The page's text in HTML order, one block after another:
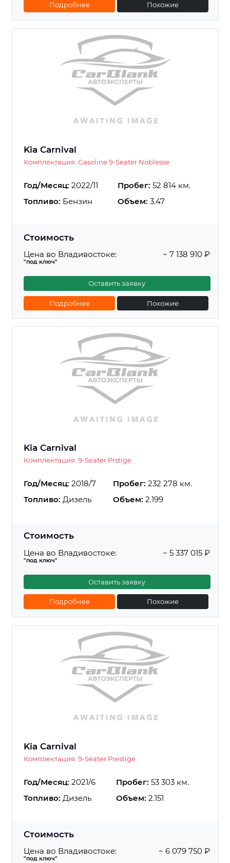
Подробнее Похожие
Kia Carnival
Комплектация: Gasoline 9-Seater Noblesse
Год/Месяц: 2022/11 Пробег: 52 814 км.
Топливо: Бензин Объем: 3.47
Стоимость
Цена во Владивостоке:
"под ключ"
~ 7 138 910 ₽
Оставить заявку
Подробнее Похожие
Kia Carnival
Комплектация: 9-Seater Prstige
Год/Месяц: 2018/7 Пробег: 232 278 км.
Топливо: Дизель Объем: 2.199
Стоимость
Цена во Владивостоке:
"под ключ"
~ 5 337 015 ₽
Оставить заявку
Подробнее Похожие
Kia Carnival
Комплектация: 9-Seater Prestige
Год/Месяц: 2021/6 Пробег: 53 303 км.
Топливо: Дизель Объем: 2.151
Стоимость
Цена во Владивостоке:
"под ключ"
~ 6 079 750 ₽